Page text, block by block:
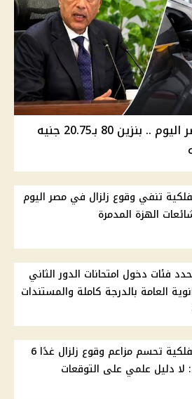
أسعار الوقود في مصر اليوم .. بنزين 80 بـ20.75 جنيه
تنفي وقوع زلزال في مصر اليوم
الهزة المدمرة
فئات دخول امتحانات الدور الثاني
للثانوية العامة بالدرجة كاملة والمستندات
البحوث الفلكية تحسم مزاعم وقوع زلزال غدًا 6
دليل علمي على التوقعات